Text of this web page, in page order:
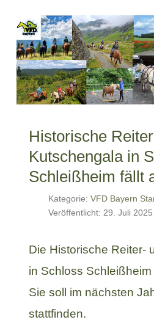
Historische
Kutschengala in
Schleißheim fällt
Kategorie: VFD Bayern
Veröffentlicht: 29. Juli 2025
Die Historische Reiter-
in Schloss
Sie soll im nächsten
stattfinden.